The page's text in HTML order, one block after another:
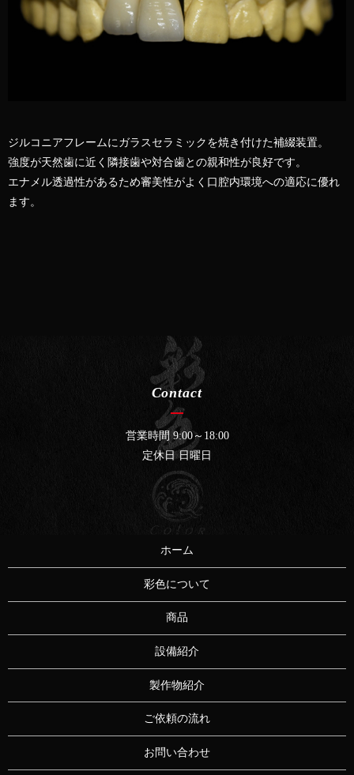
ジルコニアフレームにガラスセラミックを焼き付けた補綴装置。
強度が天然歯に近く隣接歯や対合歯との親和性が良好です。
エナメル透過性があるため審美性がよく口腔内環境への適応に優れ
ます。
Contact
営業時間 9:00～18:00
定休日 日曜日
ホーム
彩色について
商品
設備紹介
製作物紹介
ご依頼の流れ
お問い合わせ